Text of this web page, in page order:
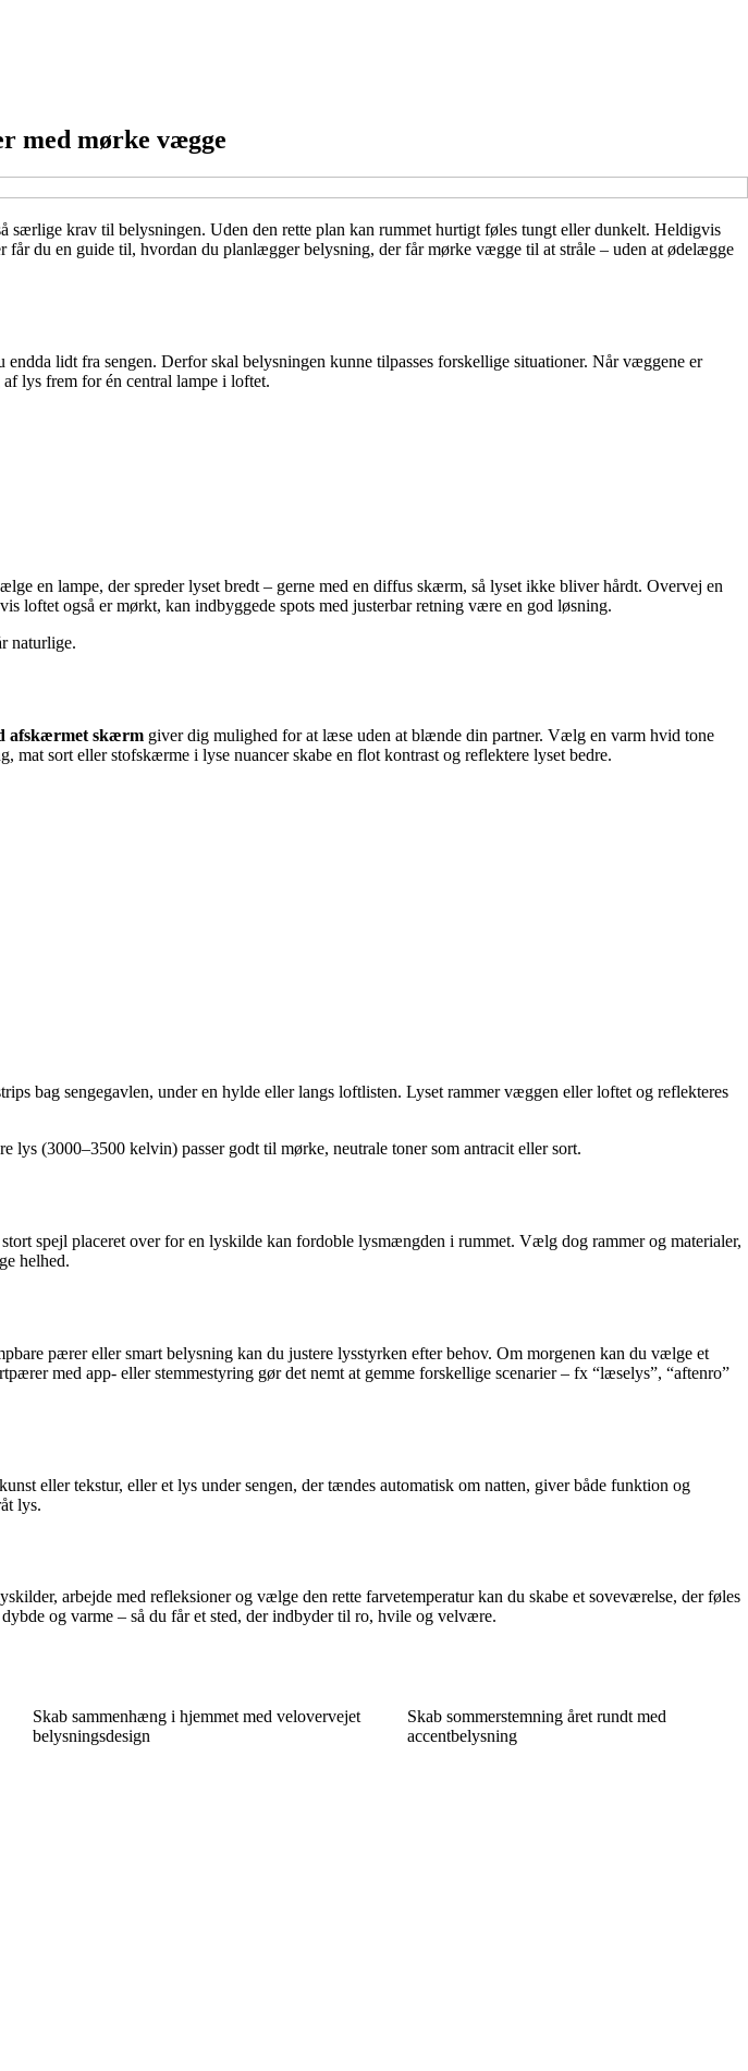
med mørke vægge
krav til belysningen. Uden den rette plan kan rummet hurtigt føles tungt eller dunkelt. Heldigvis
du en guide til, hvordan du planlægger belysning, der får mørke vægge til at stråle – uden at ødelægge
lidt fra sengen. Derfor skal belysningen kunne tilpasses forskellige situationer. Når væggene er
lys frem for én central lampe i loftet.
en lampe, der spreder lyset bredt – gerne med en diffus skærm, så lyset ikke bliver hårdt. Overvej en
loftet også er mørkt, kan indbyggede spots med justerbar retning være en god løsning.
naturlige.
afskærmet skærm giver dig mulighed for at læse uden at blænde din partner. Vælg en varm hvid tone
sort eller stofskærme i lyse nuancer skabe en flot kontrast og reflektere lyset bedre.
bag sengegavlen, under en hylde eller langs loftlisten. Lyset rammer væggen eller loftet og reflekteres
(3000–3500 kelvin) passer godt til mørke, neutrale toner som antracit eller sort.
spejl placeret over for en lyskilde kan fordoble lysmængden i rummet. Vælg dog rammer og materialer,
helhed.
pærer eller smart belysning kan du justere lysstyrken efter behov. Om morgenen kan du vælge et
med app- eller stemmestyring gør det nemt at gemme forskellige scenarier – fx “læselys”, “aftenro”
eller tekstur, eller et lys under sengen, der tændes automatisk om natten, giver både funktion og
lys.
arbejde med refleksioner og vælge den rette farvetemperatur kan du skabe et soveværelse, der føles
og varme – så du får et sted, der indbyder til ro, hvile og velvære.
Skab sammenhæng i hjemmet med velovervejet
belysningsdesign
Skab sommerstemning året rundt med
accentbelysning